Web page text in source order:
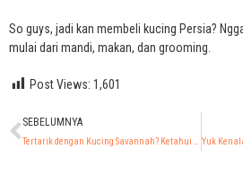
So guys, jadi kan membeli kucing Persia?
mulai dari mandi, makan, dan grooming.
Post Views: 1,601
SEBELUMNYA
Tertarik dengan Kucing Savannah? Ketahui Dulu Hal Ini!